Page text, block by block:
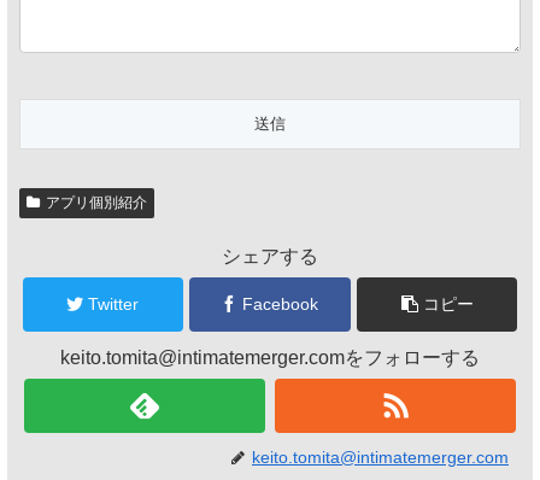
アプリ個別紹介
シェアする
Twitter Facebook コピー
keito.tomita@intimatemerger.comをフォローする
keito.tomita@intimatemerger.com